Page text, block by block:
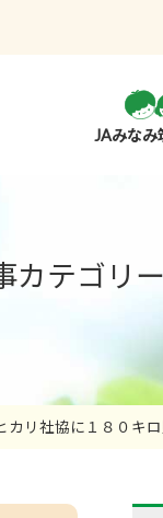
JAみなみ
カテゴリ
カリ社協に１８０キ